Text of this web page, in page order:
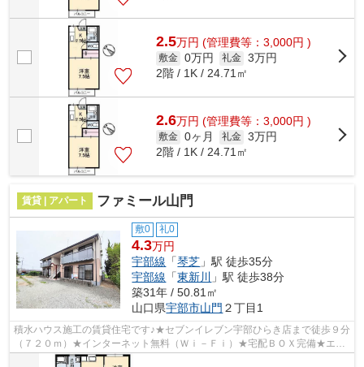
2.5万円 (管理費等：3,000円 )
敷金 0万円 礼金 3万円
2階 / 1K / 24.71㎡
2.6万円 (管理費等：3,000円 )
敷金 0ヶ月 礼金 3万円
2階 / 1K / 24.71㎡
賃貸 | アパート ファミール山門
敷0 礼0
4.3万円
宇部線 「琴芝 」駅 徒歩35分
宇部線 「東新川
」駅 徒歩38分
築31年 / 50.81㎡
山口県宇部市山門 ２丁目1
積水ハウス施工の賃貸住宅です♪★セブンイレブン宇部ひらき店まで徒歩９分
（７２０ｍ）★インターネット無料（Ｗｉ－Ｆｉ）★宅配ＢＯＸ完備★エア
コン★テレビモニターホン★温水洗浄便座★...